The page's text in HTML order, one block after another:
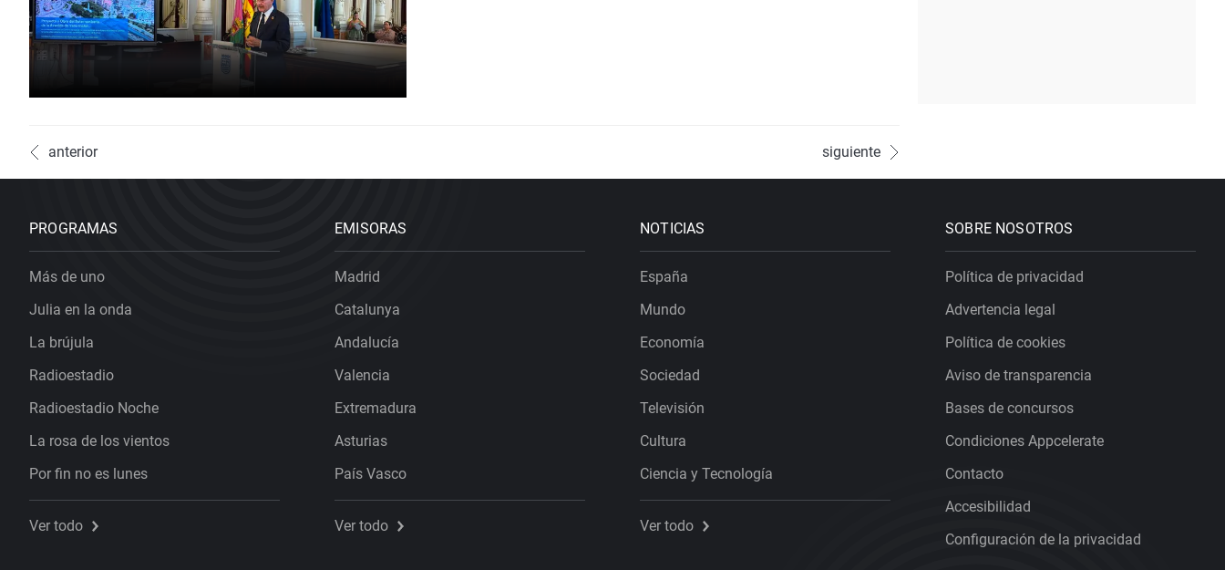
anterior siguiente
PROGRAMAS
Más de uno
Julia en la onda
La brújula
Radioestadio
Radioestadio Noche
La rosa de los vientos
Por fin no es lunes
Ver todo
EMISORAS
Madrid
Catalunya
Andalucía
Valencia
Extremadura
Asturias
País Vasco
Ver todo
NOTICIAS
España
Mundo
Economía
Sociedad
Televisión
Cultura
Ciencia y Tecnología
Ver todo
SOBRE NOSOTROS
Política de privacidad
Advertencia legal
Política de cookies
Aviso de transparencia
Bases de concursos
Condiciones Appcelerate
Contacto
Accesibilidad
Configuración de la privacidad